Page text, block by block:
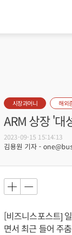
시장과머니 해외
ARM 상장 '대
2023-09-15 15:14:13
김용원 기자 -
[비즈니스포스트]
면서 최근 들어 주